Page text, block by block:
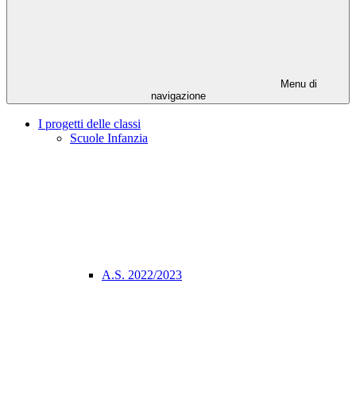
Menu di
navigazione
I progetti delle classi
Scuole Infanzia
A.S. 2022/2023